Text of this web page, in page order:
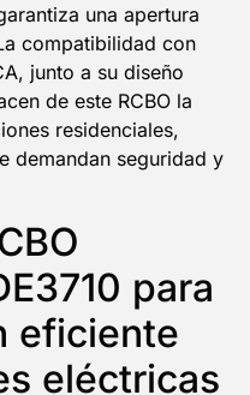
una apertura
compatibilidad con
junto a su diseño
de este RCBO la
residenciales,
demandan seguridad y
para
eficiente
eléctricas
COMPRA